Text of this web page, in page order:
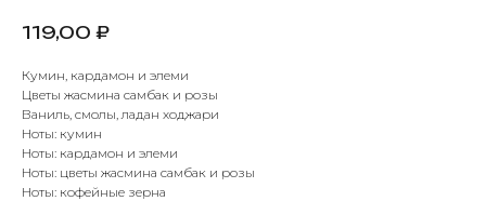
119,00 ₽
Кумин, кардамон и элеми
Цветы жасмина самбак и розы
Ваниль, смолы, ладан ходжари
Ноты: кумин
Ноты: кардамон и элеми
Ноты: цветы жасмина самбак и розы
Ноты: кофейные зерна